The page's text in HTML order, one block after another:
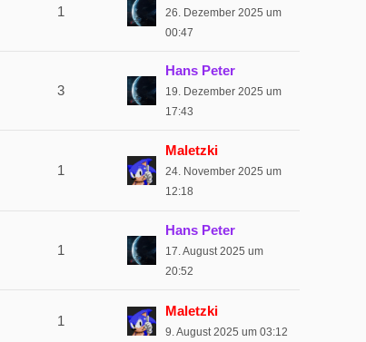
1
26. Dezember 2025 um
00:47
3
Hans Peter
19. Dezember 2025 um
17:43
1
Maletzki
24. November 2025 um
12:18
1
Hans Peter
17. August 2025 um
20:52
1
Maletzki
9. August 2025 um 03:12